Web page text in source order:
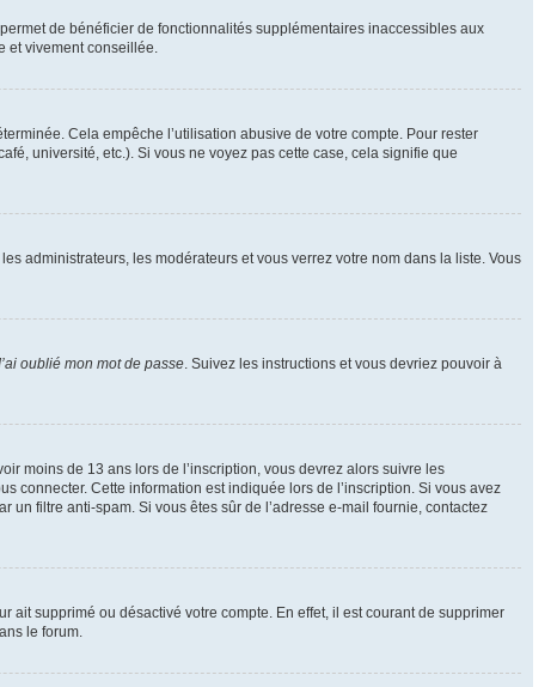
de bénéficier de fonctionnalités supplémentaires inaccessibles aux
et vivement conseillée.
Cela empêche l’utilisation abusive de votre compte. Pour rester
université, etc.). Si vous ne voyez pas cette case, cela signifie que
administrateurs, les modérateurs et vous verrez votre nom dans la liste. Vous
oublié mon mot de passe . Suivez les instructions et vous devriez pouvoir à
moins de 13 ans lors de l’inscription, vous devrez alors suivre les
connecter. Cette information est indiquée lors de l’inscription. Si vous avez
un filtre anti-spam. Si vous êtes sûr de l’adresse e-mail fournie, contactez
ait supprimé ou désactivé votre compte. En effet, il est courant de supprimer
le forum.